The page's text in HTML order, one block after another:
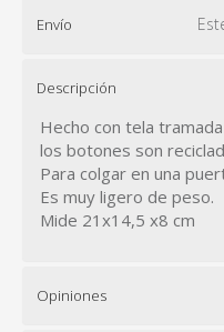
Envío
Descripción
Hecho con tela
los botones son
Para colgar en una
Es muy ligero de peso.
Mide 21x14,5 x8 cm
Opiniones